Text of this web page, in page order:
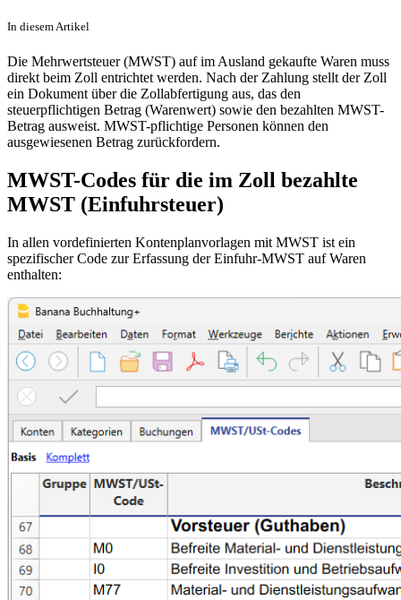
In diesem Artikel
Die Mehrwertsteuer (MWST) auf im Ausland gekaufte Waren muss
direkt beim Zoll entrichtet werden. Nach der Zahlung stellt der Zoll
ein Dokument über die Zollabfertigung aus, das den
steuerpflichtigen Betrag (Warenwert) sowie den bezahlten MWST-
Betrag ausweist. MWST-pflichtige Personen können den
ausgewiesenen Betrag zurückfordern.
MWST-Codes für die im Zoll bezahlte
MWST (Einfuhrsteuer)
In allen vordefinierten Kontenplanvorlagen mit MWST ist ein
spezifischer Code zur Erfassung der Einfuhr-MWST auf Waren
enthalten: